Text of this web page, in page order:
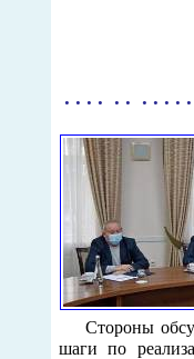
. . . . . . . . . . .
Стороны
шаги по